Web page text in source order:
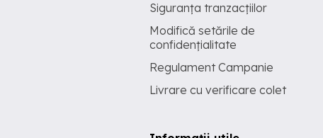
Siguranța tranzacțiilor
Modifică setările de
confidențialitate
Regulament Campanie
Livrare cu verificare colet